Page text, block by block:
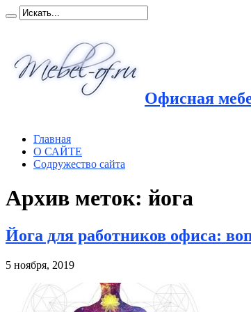
Офисная
Главная
О САЙТЕ
Содружество сайта
Архив меток: йога
Йога для работников офиса:
5 ноября, 2019